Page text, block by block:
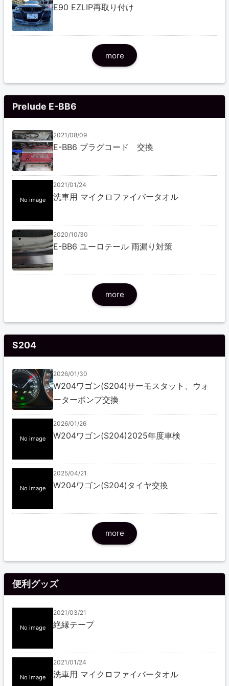
E90 EZLIP再取り付け
more
Prelude E-BB6
2021/08/09
E-BB6 プラグコード 交換
No image
2021/01/24
洗車用 マイクロファイバータオル
2020/10/30
E-BB6 ユーロテール 雨漏り対策
more
S204
2026/01/30
W204ワゴン(S204)サーモスタット、ウォ
ーターポンプ交換
No image
2026/01/26
W204ワゴン(S204)2025年度車検
No image
2025/04/21
W204ワゴン(S204)タイヤ交換
more
便利グッズ
No image
2021/03/21
絶縁テープ
No image
2021/01/24
洗車用 マイクロファイバータオル